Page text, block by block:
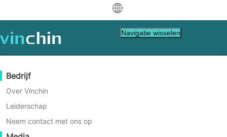
中文
Gegevensbescherming
Backup & Recovery
Echtijdreplicatie
Continue Data Bescherming
Virtueel
VMware
Hyper-V
Proxmox
Ondersteuningsbronnen
Kennisbank
Hoe te video's
Hulpcentrum
Aankoopgids
Leren hoe te kopen
Licentiebeleid
Veelgestelde vragen
Word een partner
Partner Program
Word een partner
Vind een partner
Bedrijf
Over Vinchin
Leiderschap
Neem contact met ons op
Navigatie wisselen
Robuuste continue
gegevensbescherming voor